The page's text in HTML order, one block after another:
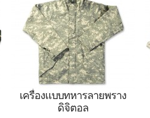
เครื่องแบบทหารลายพราง
ดิจิตอล